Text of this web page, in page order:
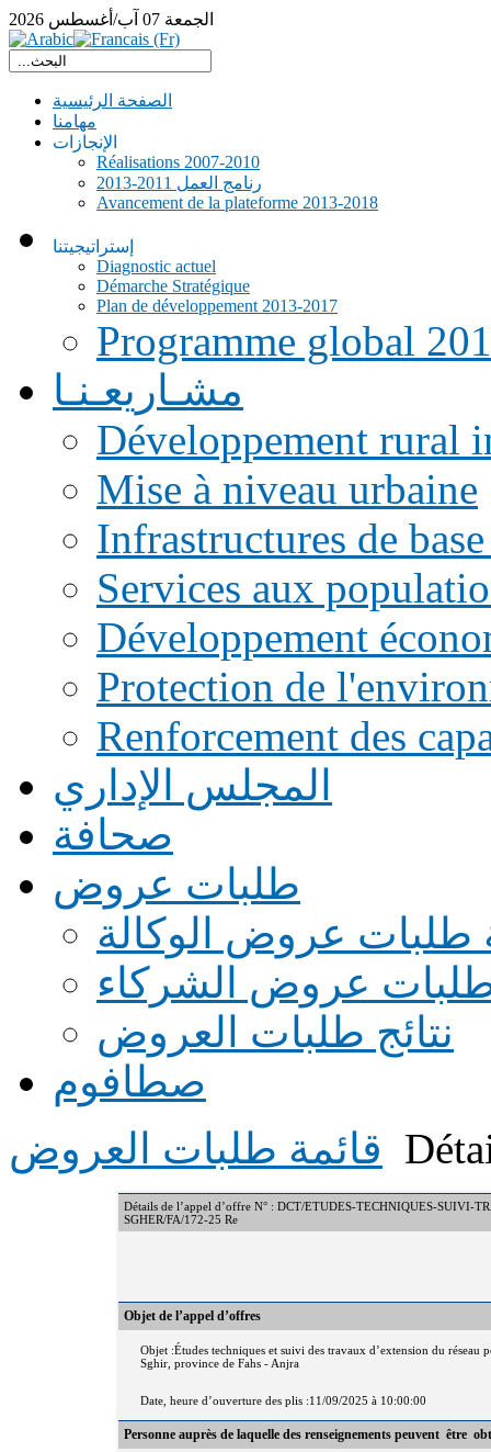
الجمعة 07 آب/أغسطس 2026
الصفحة الرئيسية
مهامنا
الإنجازات
Réalisations 2007-2010
رنامج العمل 2011-2013
Avancement de la plateforme 2013-2018
إستراتيجيتنا
Diagnostic actuel
Démarche Stratégique
Plan de développement 2013-2017
Programme global
مشـاريعـنـا
Développement rural
Mise à niveau urbaine
Infrastructures de
Services aux
Développement
Protection de
Renforcement des
المجلس الإداري
صحافة
طلبات عروض
طلبات عروض الوكالة
طلبات عروض الشركاء
نتائج طلبات العروض
صطافوم
قائمة طلبات العروض
Détails de l’appel d’offre N° : DCT/ETUDES-TECHNIQUES-SUIVI-
SGHER/FA/172-25 Re
Objet de l’appel d’offres
Objet :Études techniques et suivi des travaux d’extension du
Sghir, province de Fahs - Anjra
Date, heure d’ouverture des plis :11/09/2025 à 10:00:00
Personne auprès de laquelle des renseignements peuvent être